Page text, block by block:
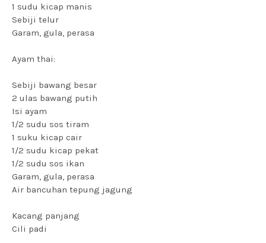
1 sudu kicap manis
Sebiji telur
Garam, gula, perasa
Ayam thai:
Sebiji bawang besar
2 ulas bawang putih
Isi ayam
1/2 sudu sos tiram
1 suku kicap cair
1/2 sudu kicap pekat
1/2 sudu sos ikan
Garam, gula, perasa
Air bancuhan tepung jagung
Kacang panjang
Cili padi